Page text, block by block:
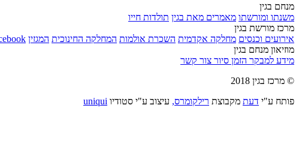
מנחם בגין
משנתו ומורשתו מאמרים מאת בגין תולדות חייו
מרכז מורשת בגין
אירועים וכנסים מחלקה אקדמית השכרת אולמות המחלקה החינוכית המגזין
מוזיאון מנחם בגין
מידע למבקר הזמן סיור צור קשר
© מרכז בגין 2018
פותח ע"י דעת מקבוצת רילקומרס, עיצוב ע"י סטודיו uniqui